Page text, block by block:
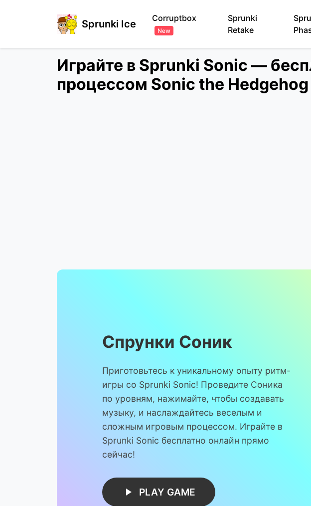
Sprunki Ice Corruptbox
New
Sprunki
Retake
Играйте в Sprunki Sonic —
процессом Sonic the Hedgehog
Спрунки Соник
Приготовьтесь к уникальному опыту ритм-
игры со Sprunki Sonic! Проведите Соника
по уровням, нажимайте, чтобы создавать
музыку, и наслаждайтесь веселым и
сложным игровым процессом. Играйте в
Sprunki Sonic бесплатно онлайн прямо
сейчас!
PLAY GAME